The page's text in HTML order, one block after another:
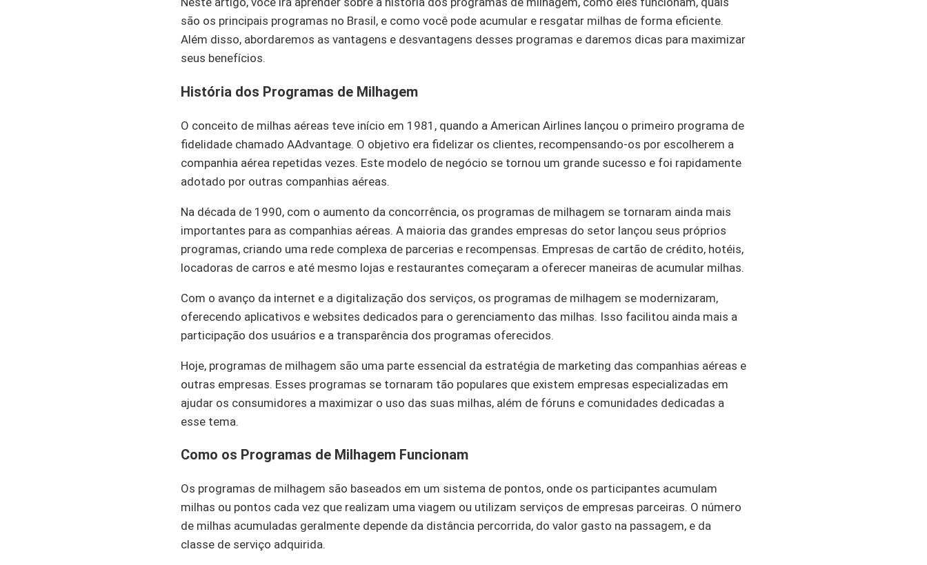
são os principais programas no Brasil, e como você pode acumular e resgatar milhas de forma eficiente.
Além disso, abordaremos as vantagens e desvantagens desses programas e daremos dicas para maximizar
seus benefícios.
História dos Programas de Milhagem
O conceito de milhas aéreas teve início em 1981, quando a American Airlines lançou o primeiro programa de
fidelidade chamado AAdvantage. O objetivo era fidelizar os clientes, recompensando-os por escolherem a
companhia aérea repetidas vezes. Este modelo de negócio se tornou um grande sucesso e foi rapidamente
adotado por outras companhias aéreas.
Na década de 1990, com o aumento da concorrência, os programas de milhagem se tornaram ainda mais
importantes para as companhias aéreas. A maioria das grandes empresas do setor lançou seus próprios
programas, criando uma rede complexa de parcerias e recompensas. Empresas de cartão de crédito, hotéis,
locadoras de carros e até mesmo lojas e restaurantes começaram a oferecer maneiras de acumular milhas.
Com o avanço da internet e a digitalização dos serviços, os programas de milhagem se modernizaram,
oferecendo aplicativos e websites dedicados para o gerenciamento das milhas. Isso facilitou ainda mais a
participação dos usuários e a transparência dos programas oferecidos.
Hoje, programas de milhagem são uma parte essencial da estratégia de marketing das companhias aéreas e
outras empresas. Esses programas se tornaram tão populares que existem empresas especializadas em
ajudar os consumidores a maximizar o uso das suas milhas, além de fóruns e comunidades dedicadas a
esse tema.
Como os Programas de Milhagem Funcionam
Os programas de milhagem são baseados em um sistema de pontos, onde os participantes acumulam
milhas ou pontos cada vez que realizam uma viagem ou utilizam serviços de empresas parceiras. O número
de milhas acumuladas geralmente depende da distância percorrida, do valor gasto na passagem, e da
classe de serviço adquirida.